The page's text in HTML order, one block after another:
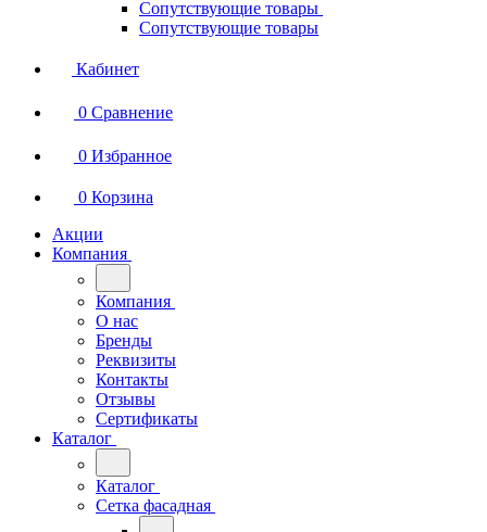
Сопутствующие товары
Сопутствующие товары
Кабинет
0 Сравнение
0 Избранное
0 Корзина
Акции
Компания
Компания
О нас
Бренды
Реквизиты
Контакты
Отзывы
Сертификаты
Каталог
Каталог
Сетка фасадная